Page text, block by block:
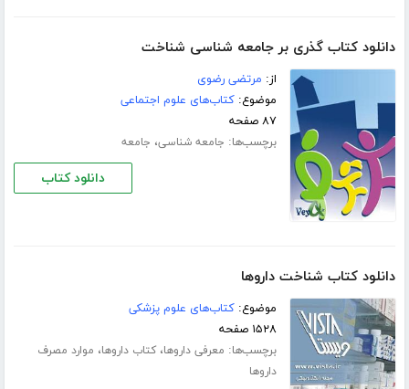
دانلود کتاب گذری بر جامعه شناسی شناخت
از: مرتضی رضوی
موضوع:کتاب‌های علوم اجتماعی
۸۷ صفحه
برچسب‌ها: جامعه شناسی، جامعه
دانلود کتاب
دانلود کتاب شناخت داروها
موضوع:کتاب‌های علوم پزشکی
۱۵۲۸ صفحه
برچسب‌ها: معرفی داروها،کتاب داروها، موارد مصرف
داروها